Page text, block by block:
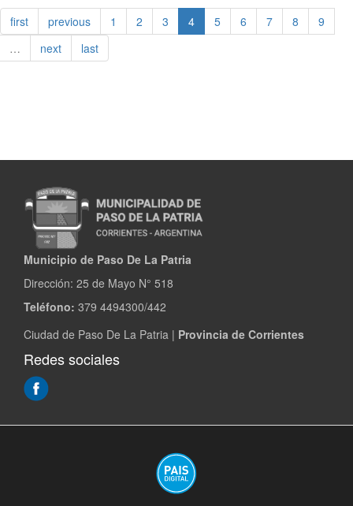
la
Patria
tendrá
sus
2023
first previous 1 2 3 4 5 6 7 8
9
…
next last
Municipio de Paso De La Patria
Dirección: 25 de Mayo N° 518
Teléfono: 379 4494300/442
Ciudad de Paso De La Patria | Provincia de Corrientes
Redes sociales